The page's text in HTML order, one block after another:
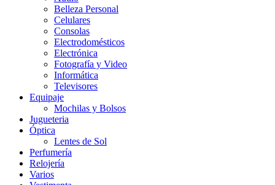
Belleza Personal
Celulares
Consolas
Electrodomésticos
Electrónica
Fotografía y Video
Informática
Televisores
Equipaje
Mochilas y Bolsos
Jugueteria
Óptica
Lentes de Sol
Perfumería
Relojería
Varios